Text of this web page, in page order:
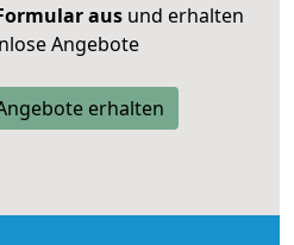
ausund erhalten
Angebote
erhalten